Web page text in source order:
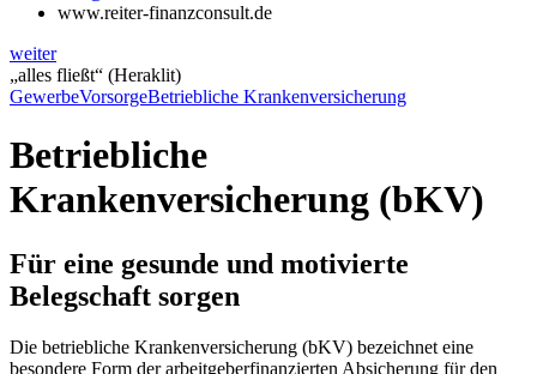
www.reiter-finanzconsult.de
weiter
„alles fließt“ (Heraklit)
GewerbeVorsorgeBetriebliche Krankenversicherung
Betriebliche
Krankenversicherung (bKV)
Für eine gesunde und motivierte
Belegschaft sorgen
Die betriebliche Krankenversicherung (bKV) bezeichnet eine
besondere Form der arbeitgeberfinanzierten Absicherung für den